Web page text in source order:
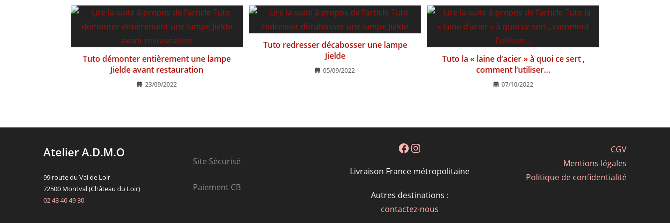
Tuto démonter entièrement une lampe
Jielde avant restauration
23/09/2022
Tuto redresser décabosser une lampe
Jielde
05/09/2022
Tuto la « laine d’acier » à quoi ce sert ,
comment l’utiliser…
07/10/2022
Atelier A.D.M.O
99 route du Val de Loir
72500 Montval (Château du Loir)
02 43 46 49 30
Site Sécurisé
Paiement CB
FacebookInstagram
Livraison France métropolitaine
Autres destinations :
contactez-nous
CGV
Mentions légales
Politique de confidentialité